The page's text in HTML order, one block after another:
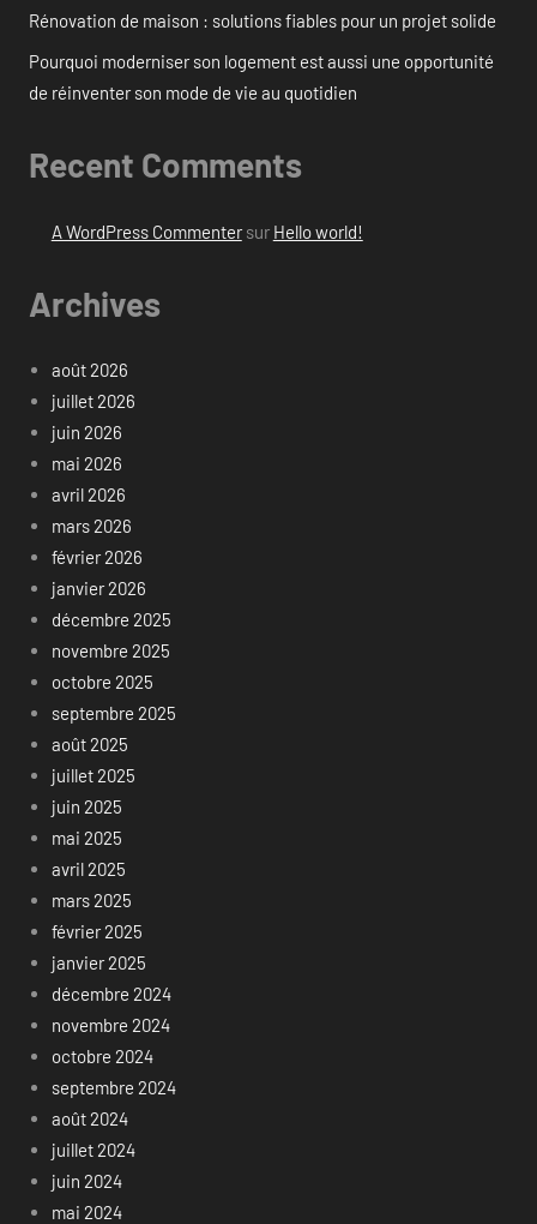
Rénovation de maison : solutions fiables pour un projet solide
Pourquoi moderniser son logement est aussi une opportunité
de réinventer son mode de vie au quotidien
Recent Comments
A WordPress Commentersur Hello world!
Archives
août 2026
juillet 2026
juin 2026
mai 2026
avril 2026
mars 2026
février 2026
janvier 2026
décembre 2025
novembre 2025
octobre 2025
septembre 2025
août 2025
juillet 2025
juin 2025
mai 2025
avril 2025
mars 2025
février 2025
janvier 2025
décembre 2024
novembre 2024
octobre 2024
septembre 2024
août 2024
juillet 2024
juin 2024
mai 2024